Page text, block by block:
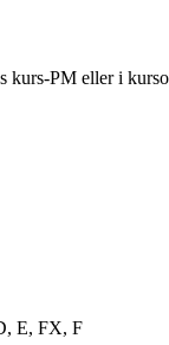
PM eller i
E, FX, F